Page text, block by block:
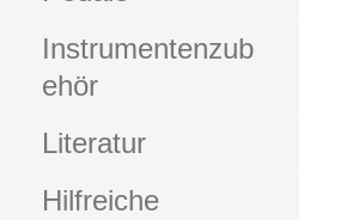
Instrumentenzub
ehör
Literatur
Hilfreiche